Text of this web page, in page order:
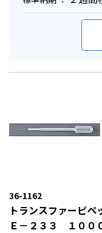
36-1162
トランスファーピペ
Ｅ－２３３ １００